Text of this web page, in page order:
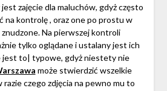
zajęcie dla maluchów, gdyż często
na kontrolę , oraz one po prostu w
Na pierwszej kontroli
tylko oglądane i ustalany jest ich
jest to| typowe, gdyż niestety nie
może stwierdzić wszelkie
czego zdjęcia na pewno mu to